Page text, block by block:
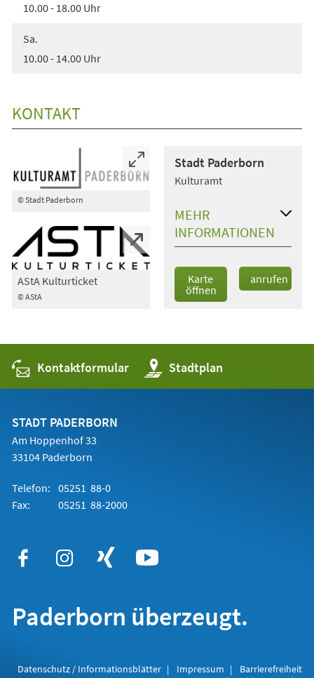
10.00 - 18.00 Uhr
Sa.
10.00 - 14.00 Uhr
KONTAKT
© Stadt Paderborn
© AStA
AStA Kulturticket
Stadt Paderborn
Kulturamt
MEHR
INFORMATIONEN
Karte
öffnen
(Öffnet
Tab)
anrufen
Kontaktformular Stadtplan
(Öffnet
in
einem
STADT PADERBORN
Am Hoppenhof 33
33104 Paderborn
Telefon: 05251 88-0
Fax:
05251 88-2000
Paderborn überzeugt.
Datenschutz / Informationsblätter Impressum
Barrierefreiheit